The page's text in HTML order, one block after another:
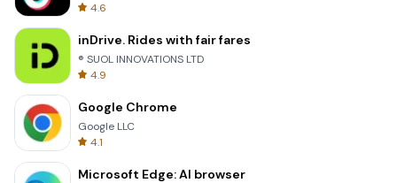
4.6
inDrive. Rides with fair fares
® SUOL INNOVATIONS LTD
4.9
Google Chrome
Google LLC
4.1
Microsoft Edge: AI browser